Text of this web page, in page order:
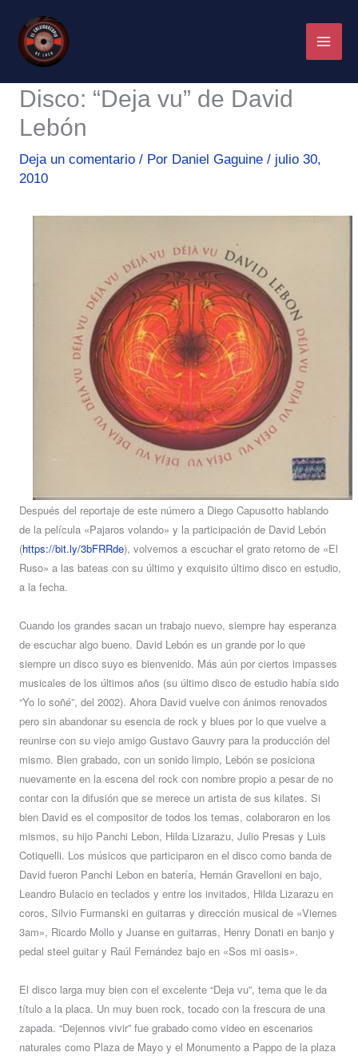
contenido
Disco: “Deja vu” de David
Lebón
Deja un comentario / Por Daniel Gaguine / julio 30,
2010
Después del reportaje de este número a Diego Capusotto hablando
de la película «Pajaros volando» y la participación de David Lebón
(https://bit.ly/3bFRRde), volvemos a escuchar el grato retorno de «El
Ruso» a las bateas con su último y exquisito último disco en estudio,
a la fecha.
Cuando los grandes sacan un trabajo nuevo, siempre hay esperanza
de escuchar algo bueno. David Lebón es un grande por lo que
siempre un disco suyo es bienvenido. Más aún por ciertos impasses
musicales de los últimos años (su último disco de estudio había sido
“Yo lo soñé”, del 2002). Ahora David vuelve con ánimos renovados
pero sin abandonar su esencia de rock y blues por lo que vuelve a
reunirse con su viejo amigo Gustavo Gauvry para la producción del
mismo. Bien grabado, con un sonido limpio, Lebón se posiciona
nuevamente en la escena del rock con nombre propio a pesar de no
contar con la difusión que se merece un artista de sus kilates. Si
bien David es el compositor de todos los temas, colaboraron en los
mismos, su hijo Panchi Lebon, Hilda Lizarazu, Julio Presas y Luis
Cotiquelli. Los músicos que participaron en el disco como banda de
David fueron Panchi Lebon en batería, Hernán Gravelloni en bajo,
Leandro Bulacio en teclados y entre los invitados, Hilda Lizarazu en
coros, Silvio Furmanski en guitarras y dirección musical de «Viernes
3am», Ricardo Mollo y Juanse en guitarras, Henry Donati en banjo y
pedal steel guitar y Raúl Fernández bajo en «Sos mi oasis».
El disco larga muy bien con el excelente “Deja vu”, tema que le da
título a la placa. Un muy buen rock, tocado con la frescura de una
zapada. “Dejennos vivir” fue grabado como video en escenarios
naturales como Plaza de Mayo y el Monumento a Pappo de la plaza